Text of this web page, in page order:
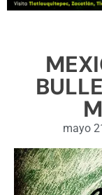
mayo